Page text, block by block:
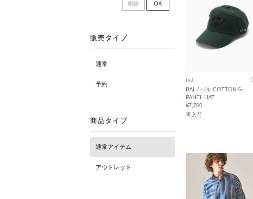
削除 OK
販売タイプ
通常
予約
商品タイプ
通常アイテム
アウトレット
bal
BAL / バル COTTON 6-
PANEL HAT
¥7,700
再入荷